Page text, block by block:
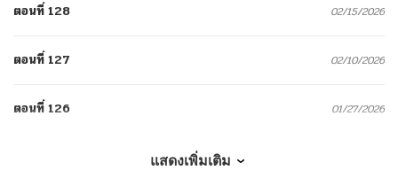
ตอนที่ 128 02/15/2026
ตอนที่ 127 02/10/2026
ตอนที่ 126 01/27/2026
แสดงเพิ่มเติม